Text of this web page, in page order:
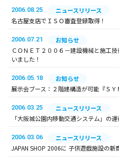
2006.08.25
ニュースリリース
名古屋支店でＩＳＯ審査登録取得！
2006.07.21
お知らせ
ＣＯＮＥＴ２００６－建設機械と施工
いました！
2006.05.18
お知らせ
展示会ブース：２階建構造が可能『Ｓ
2006.03.25
ニュースリリース
「大阪城公園内移動交通システム」の
2006.03.06
ニュースリリース
JAPAN SHOP 2006に 子供遊戯施設の新